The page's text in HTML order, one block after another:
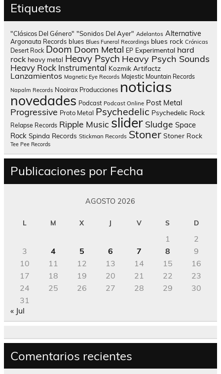
Etiquetas
"Clásicos Del Género" "Sonidos Del Ayer" Adelantos Alternative
Argonauta Records blues Blues Funeral Recordings blues rock Crónicas
Desert Rock Doom Doom Metal EP Experimental hard
rock heavy metal Heavy Psych Heavy Psych Sounds
Heavy Rock Instrumental Kozmik Artifactz
Lanzamientos Magnetic Eye Records Majestic Mountain Records
Napalm Records Nooirax Producciones noticias
novedades Podcast Podcast Online Post Metal
Progressive Proto Metal Psychedelic Psychedelic Rock
Relapse Records Ripple Music slider Sludge Space
Rock Spinda Records Stickman Records Stoner Stoner Rock
Tee Pee Records
Publicaciones por Fecha
AGOSTO 2026
L M X J V S D
1
2
3
4 5 6 7 8
9
10
11 12 13 14 15
16
17
18 19 20 21 22
23
24
25 26 27 28 29
30
31
« Jul
Comentarios recientes